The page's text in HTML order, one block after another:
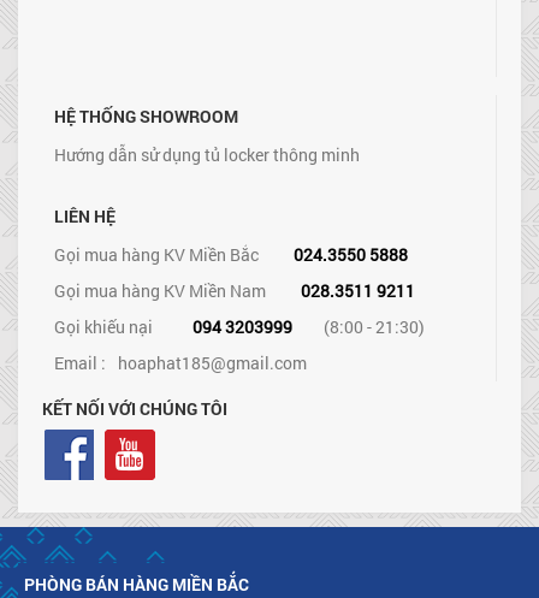
HỆ THỐNG SHOWROOM
Hướng dẫn sử dụng tủ locker thông minh
LIÊN HỆ
Gọi mua hàng KV Miền Bắc
024.3550 5888
Gọi mua hàng KV Miền Nam
028.3511 9211
Gọi khiếu nại
094 3203999
(8:00 - 21:30)
Email : hoaphat185@gmail.com
KẾT NỐI VỚI CHÚNG TÔI
PHÒNG BÁN HÀNG MIỀN BẮC